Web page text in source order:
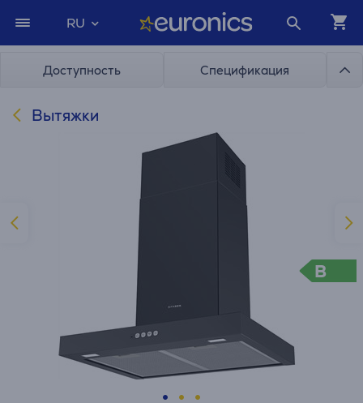
RU
Доступность Спецификация
Вытяжки
B